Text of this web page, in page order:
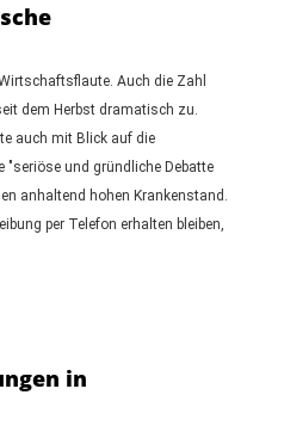
Auch die Zahl
dem Herbst dramatisch zu.
auch mit Blick auf die
"seriöse und gründliche Debatte
anhaltend hohen Krankenstand.
per Telefon erhalten bleiben,
in